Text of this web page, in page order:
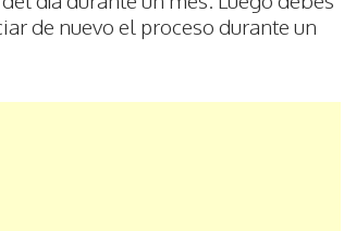
de nuevo el proceso durante un